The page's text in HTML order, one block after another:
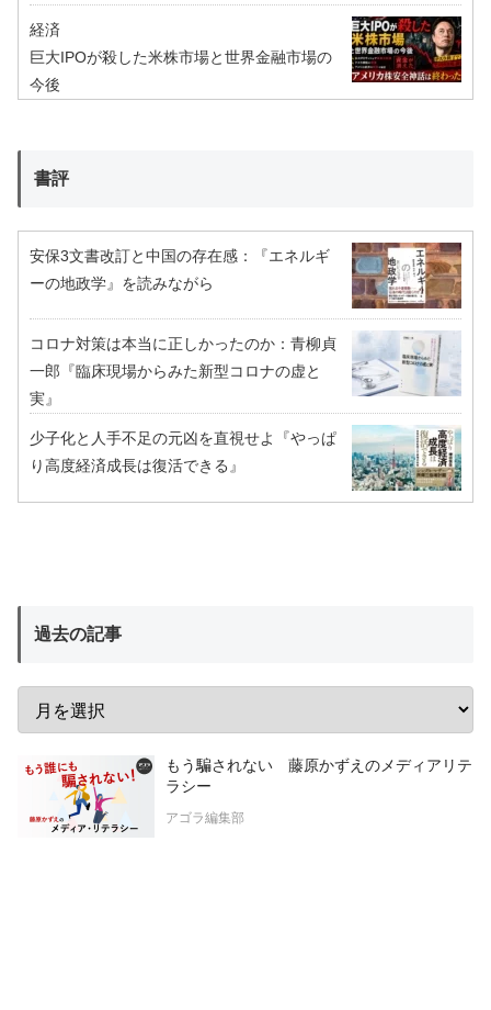
経済
巨大IPOが殺した米株市場と世界金融市場の
今後
書評
安保3文書改訂と中国の存在感：『エネルギ
ーの地政学』を読みながら
コロナ対策は本当に正しかったのか：青柳貞
一郎『臨床現場からみた新型コロナの虚と
実』
少子化と人手不足の元凶を直視せよ『やっぱ
り高度経済成長は復活できる』
過去の記事
もう騙されない 藤原かずえのメディアリテ
ラシー
アゴラ編集部